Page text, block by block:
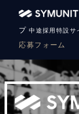
プ 中途採用特設サ
応募フォーム